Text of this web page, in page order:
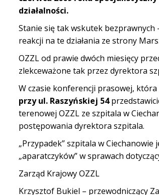
działalności.
Stanie się tak wskutek
reakcji na te działania ze strony
OZZL od prawie dwóch miesięcy
zlekceważone tak przez dyrektora
W czasie konferencji prasowej, która
przy ul. Raszyńskiej 54
terenowej OZZL ze szpitala w
postępowania dyrektora szpitala.
„Przypadek” szpitala w
„aparatczyków” w sprawach
Zarząd Krajowy OZZL
Krzysztof Bukiel – przewodniczący